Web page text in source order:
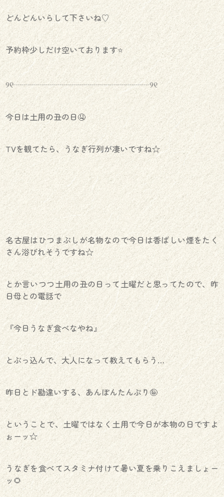
どんどんいらして下さいね♡
予約枠少しだけ空いております⭐️
୨୧┈┈┈┈┈┈┈┈┈┈┈┈┈┈┈┈┈୨୧
今日は土用の丑の日🤤
TVを観てたら、うなぎ行列が凄いですね☆
名古屋はひつまぶしが名物なので今日は香ばしい煙をたく
さん浴びれそうですね☆
とか言いつつ土用の丑の日って土曜だと思ってたので、昨
日母との電話で
『今日うなぎ食べなやね』
とぶっ込んで、大人になって教えてもらう…
昨日とド勘違いする、あんぽんたんぷり🤪
ということで、土曜ではなく土用で今日が本物の日ですよ
ぉーッ☆
うなぎを食べてスタミナ付けて暑い夏を乗りこえましょー
ッ🌻